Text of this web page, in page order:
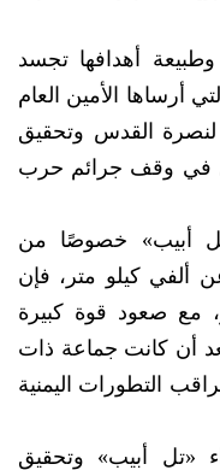
أهدافها تجسد
أرساها الأمين العام
القدس وتحقيق
في وقف جرائم حرب
أبيب» خصوصًا من
ألفي كيلو متر، فإن
مع صعود قوة كبيرة
أن كانت جماعة ذات
التطورات اليمنية
«تل أبيب» وتحقيق